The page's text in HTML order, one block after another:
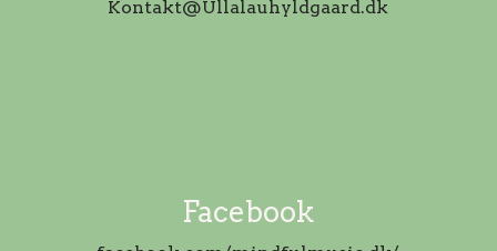
Kontakt@Ullalauhyldgaard.dk
Facebook